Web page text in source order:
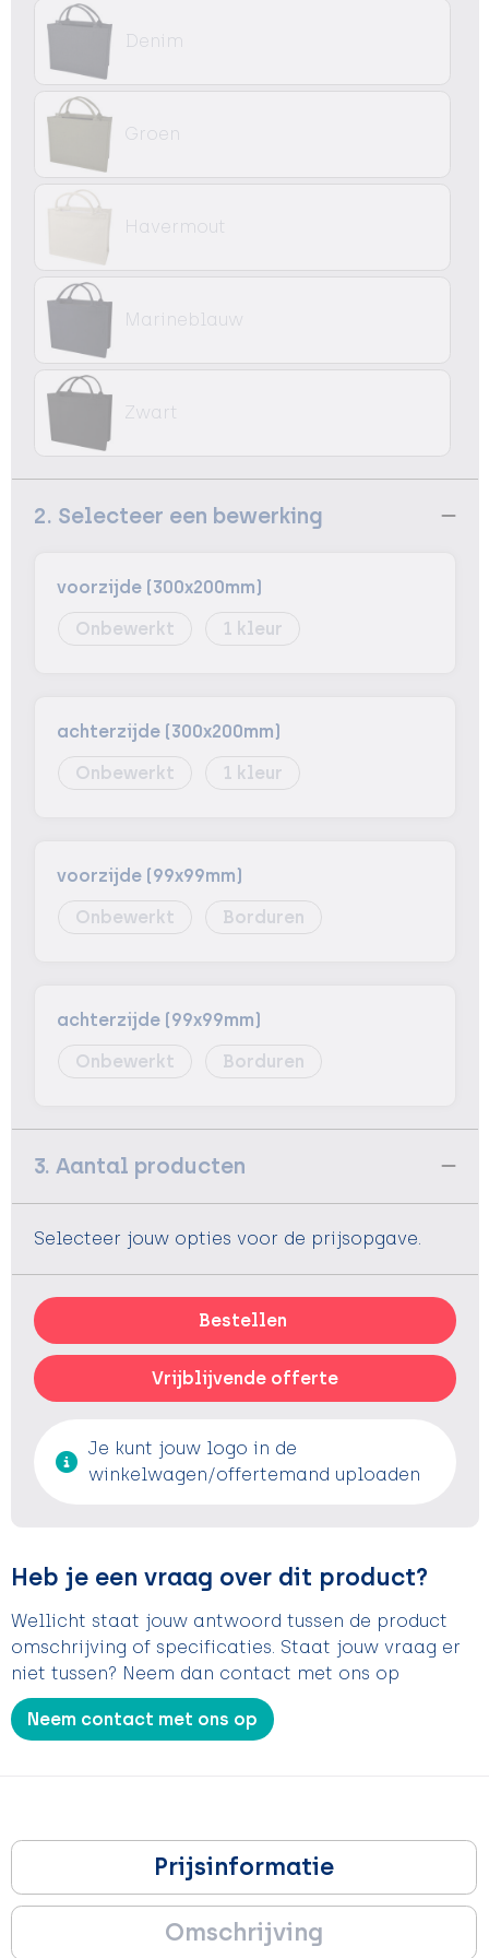
Denim
Groen
Havermout
Marineblauw
Zwart
2. Selecteer een bewerking
voorzijde (300x200mm)
Onbewerkt
1
achterzijde (300x200mm)
Onbewerkt
1
voorzijde (99x99mm)
Onbewerkt
Borduren
achterzijde (99x99mm)
Onbewerkt
Borduren
3. Aantal producten
Selecteer jouw opties voor de prijsopgave.
Bestellen
Vrijblijvende offerte
Je kunt jouw logo in de
winkelwagen/offertemand uploaden
Heb je een vraag over dit product?
Wellicht staat jouw antwoord tussen de product
omschrijving of specificaties. Staat jouw vraag er
niet tussen? Neem dan contact met ons op
Neem contact met ons op
Prijsinformatie
Omschrijving